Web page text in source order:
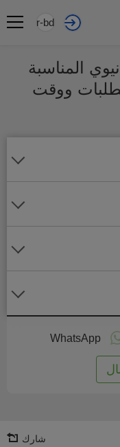
ar-bd
المناسبة
ووقت
WhatsApp
شارك